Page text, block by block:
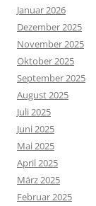
Januar 2026
Dezember 2025
November 2025
Oktober 2025
September 2025
August 2025
Juli 2025
Juni 2025
Mai 2025
April 2025
März 2025
Februar 2025